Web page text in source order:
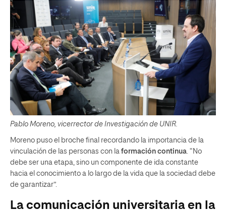
Pablo Moreno, vicerrector de Investigación de UNIR.
Moreno puso el broche final recordando la importancia de la
vinculación de las personas con la formación continua . “No
debe ser una etapa, sino un componente de ida constante
hacia el conocimiento a lo largo de la vida que la sociedad debe
de garantizar”.
La comunicación universitaria en la